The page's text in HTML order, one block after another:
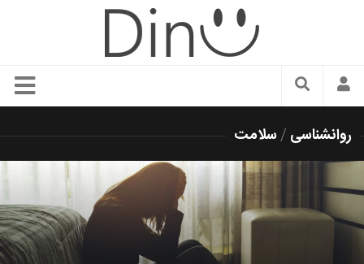
سبک زندگی
زیبایی و آرایش
شیک پوشی
دکوراسیون و چیدمان
روانشناسی /سلامت